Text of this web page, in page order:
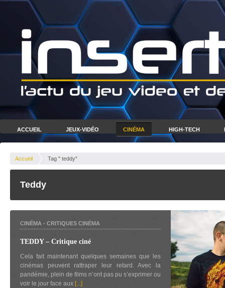
ACCUEIL JEUX-VIDÉO CINÉMA HIGH-TECH
Accueil Tag " teddy"
Teddy
CINÉMA - CRITIQUES CINÉMA
TEDDY – Critique ciné
Cela fait maintenant quelques semaines que les
cinémas peuvent rattraper leur retard. Avec la
pandémie, plein de films n’ont pas pu s’exprimer ou
voir le jour face aux [...]